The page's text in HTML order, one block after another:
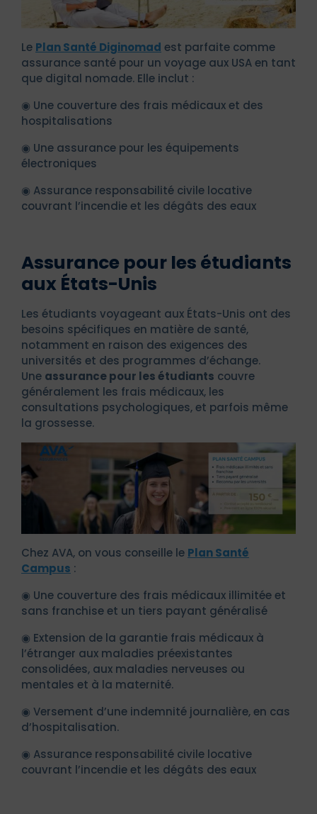
Le Plan Santé Diginomad est parfaite comme
assurance santé pour un voyage aux USA en tant
que digital nomade. Elle inclut :
◉ Une couverture des frais médicaux et des
hospitalisations
◉ Une assurance pour les équipements
électroniques
◉ Assurance responsabilité civile locative
couvrant l’incendie et les dégâts des eaux
Assurance pour les étudiants
aux États-Unis
Les étudiants voyageant aux États-Unis ont des
besoins spécifiques en matière de santé,
notamment en raison des exigences des
universités et des programmes d’échange.
Une assurance pour les étudiants couvre
généralement les frais médicaux, les
consultations psychologiques, et parfois même
la grossesse.
Chez AVA, on vous conseille le Plan Santé
Campus :
◉ Une couverture des frais médicaux illimitée et
sans franchise et un tiers payant généralisé
◉ Extension de la garantie frais médicaux à
l’étranger aux maladies préexistantes
consolidées, aux maladies nerveuses ou
mentales et à la maternité.
◉ Versement d’une indemnité journalière, en cas
d’hospitalisation.
◉ Assurance responsabilité civile locative
couvrant l’incendie et les dégâts des eaux